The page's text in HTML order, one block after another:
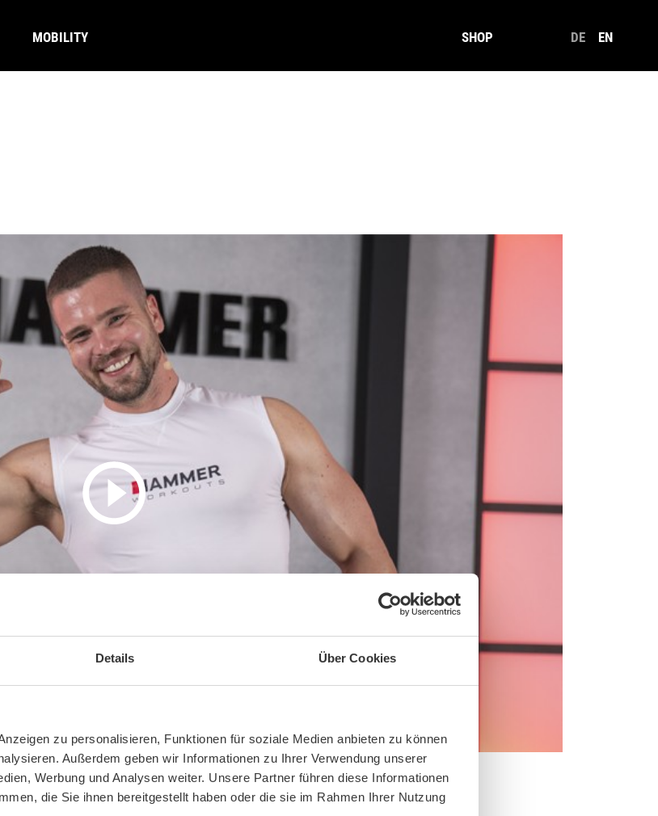
Details Über Cookies
zu personalisieren, Funktionen für soziale Medien anbieten zu können
Außerdem geben wir Informationen zu Ihrer Verwendung unserer
Werbung und Analysen weiter. Unsere Partner führen diese Informationen
die Sie ihnen bereitgestellt haben oder die sie im Rahmen Ihrer Nutzung
MOBILITY SHOP DE EN